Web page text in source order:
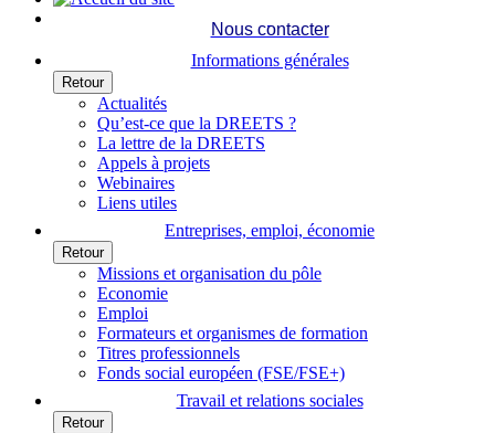
Nous contacter
Informations générales
Retour
Actualités
Qu’est-ce que la DREETS ?
La lettre de la DREETS
Appels à projets
Webinaires
Liens utiles
Entreprises, emploi, économie
Retour
Missions et organisation du pôle
Economie
Emploi
Formateurs et organismes de formation
Titres professionnels
Fonds social européen (FSE/FSE+)
Travail et relations sociales
Retour